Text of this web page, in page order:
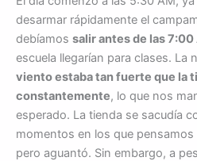
desarmar rápidamente el
debíamos salir antes de las 7:00
escuela llegarían para clases. La
viento estaba tan fuerte que la
constantemente, lo que nos
esperado. La tienda se sacudía
momentos en los que
pero aguantó. Sin embargo, a